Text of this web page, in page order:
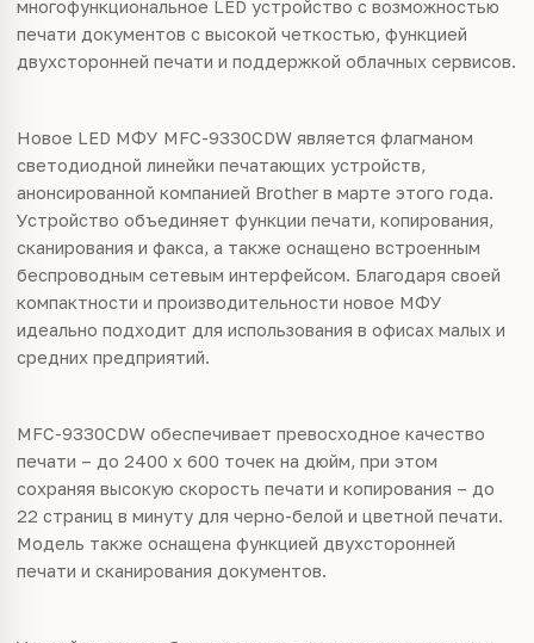
многофункциональное LED устройство с возможностью
печати документов с высокой четкостью, функцией
двухсторонней печати и поддержкой облачных сервисов.
Новое LED МФУ MFC-9330CDW является флагманом
светодиодной линейки печатающих устройств,
анонсированной компанией Brother в марте этого года.
Устройство объединяет функции печати, копирования,
сканирования и факса, а также оснащено встроенным
беспроводным сетевым интерфейсом. Благодаря своей
компактности и производительности новое МФУ
идеально подходит для использования в офисах малых и
средних предприятий.
MFC-9330CDW обеспечивает превосходное качество
печати – до 2400 х 600 точек на дюйм, при этом
сохраняя высокую скорость печати и копирования – до
22 страниц в минуту для черно-белой и цветной печати.
Модель также оснащена функцией двухсторонней
печати и сканирования документов.